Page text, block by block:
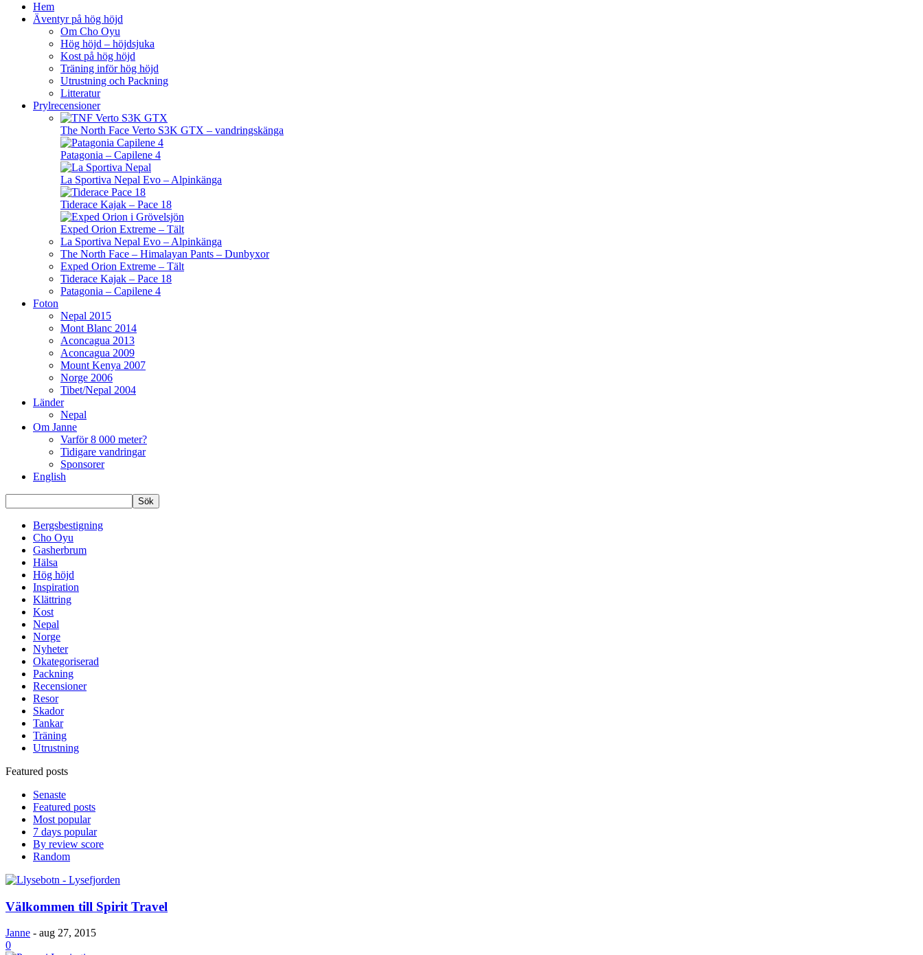
Hem
Äventyr på hög höjd
Om Cho Oyu
Hög höjd – höjdsjuka
Kost på hög höjd
Träning inför hög höjd
Utrustning och Packning
Litteratur
Prylrecensioner
The North Face Verto S3K GTX – vandringskänga
Patagonia – Capilene 4
La Sportiva Nepal Evo – Alpinkänga
Tiderace Kajak – Pace 18
Exped Orion Extreme – Tält
La Sportiva Nepal Evo – Alpinkänga
The North Face – Himalayan Pants – Dunbyxor
Exped Orion Extreme – Tält
Tiderace Kajak – Pace 18
Patagonia – Capilene 4
Foton
Nepal 2015
Mont Blanc 2014
Aconcagua 2013
Aconcagua 2009
Mount Kenya 2007
Norge 2006
Tibet/Nepal 2004
Länder
Nepal
Om Janne
Varför 8 000 meter?
Tidigare vandringar
Sponsorer
English
Bergsbestigning
Cho Oyu
Gasherbrum
Hälsa
Hög höjd
Inspiration
Klättring
Kost
Nepal
Norge
Nyheter
Okategoriserad
Packning
Recensioner
Resor
Skador
Tankar
Träning
Utrustning
Featured posts
Senaste
Featured posts
Most popular
7 days popular
By review score
Random
Välkommen till Spirit Travel
Janne - aug 27, 2015
0